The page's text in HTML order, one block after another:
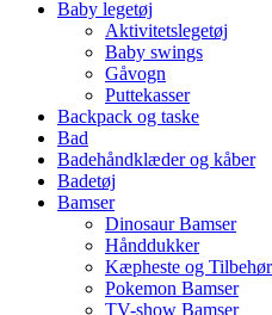
Baby legetøj
Aktivitetslegetøj
Baby swings
Gåvogn
Puttekasser
Backpack og taske
Bad
Badehåndklæder og kåber
Badetøj
Bamser
Dinosaur Bamser
Hånddukker
Kæpheste og Tilbehør
Pokemon Bamser
TV-show Bamser